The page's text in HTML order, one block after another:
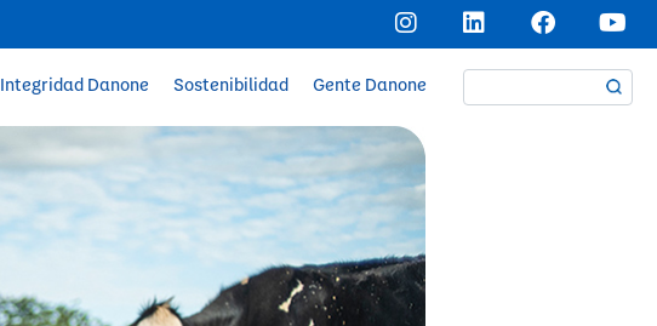
Integridad Danone Sostenibilidad Gente Danone